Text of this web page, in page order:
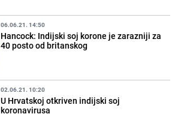
06.06.21. 14:50
Hancock: Indijski soj korone je zarazniji za
40 posto od britanskog
02.06.21. 10:20
U Hrvatskoj otkriven indijski soj
koronavirusa